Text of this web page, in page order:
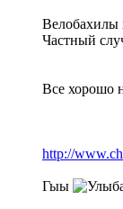
Велобахилы
Частный
Все хорошо
http://
Гыы